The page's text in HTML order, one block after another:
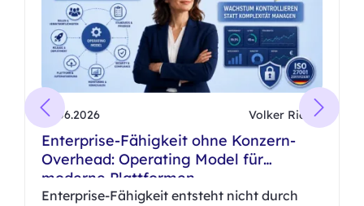
01.06.2026 Volker Riedel
Enterprise-Fähigkeit ohne Konzern-
Overhead: Operating Model für
moderne Plattformen
Enterprise-Fähigkeit entsteht nicht durch